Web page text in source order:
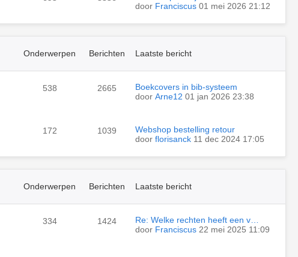
door Franciscus 01 mei 2026 21:12
Onderwerpen Berichten Laatste bericht
538 2665
Boekcovers in bib-systeem
door Arne12 01 jan 2026 23:38
172 1039
Webshop bestelling retour
door florisanck 11 dec 2024 17:05
Onderwerpen Berichten Laatste bericht
334 1424
Re: Welke rechten heeft een v…
door Franciscus 22 mei 2025 11:09